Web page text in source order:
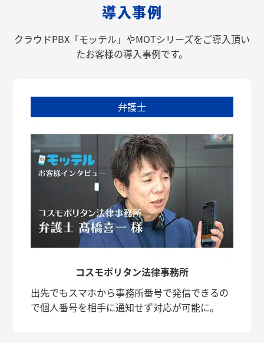
導入事例
クラウドPBX「モッテル」やMOTシリーズをご導入頂い
たお客様の導入事例です。
弁護士
コスモポリタン法律事務所
出先でもスマホから事務所番号で発信できるの
で個人番号を相手に通知せず対応が可能に。